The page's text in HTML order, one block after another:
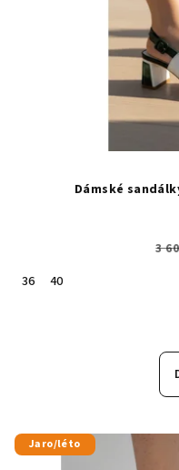
Dámské
3
36
40
Jaro/léto